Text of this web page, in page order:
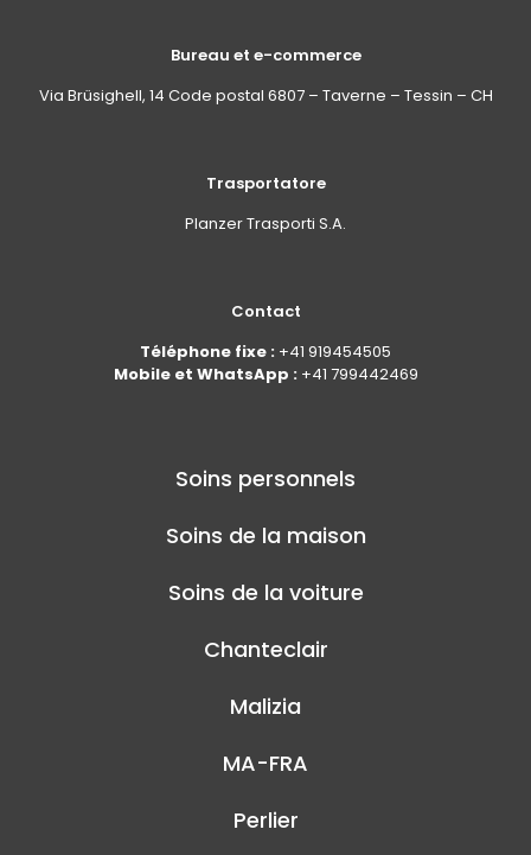
Bureau et e-commerce
Via Brüsighell, 14 Code postal 6807 – Taverne – Tessin – CH
Trasportatore
Planzer Trasporti S.A.
Contact
Téléphone fixe : +41 919454505
Mobile et WhatsApp : +41 799442469
Soins personnels
Soins de la maison
Soins de la voiture
Chanteclair
Malizia
MA-FRA
Perlier